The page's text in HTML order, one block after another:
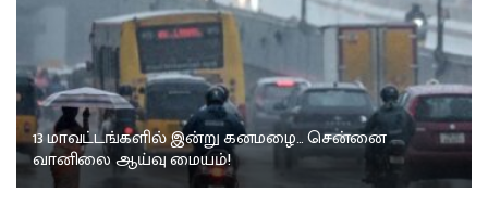
13 மாவட்டங்களில் இன்று கனமழை… சென்னை
வானிலை ஆய்வு மையம்!